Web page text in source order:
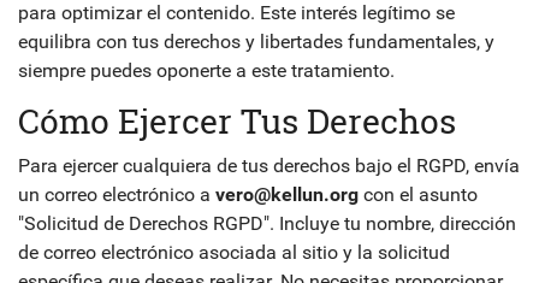
para optimizar el contenido. Este interés legítimo se
equilibra con tus derechos y libertades fundamentales, y
siempre puedes oponerte a este tratamiento.
Cómo Ejercer Tus Derechos
Para ejercer cualquiera de tus derechos bajo el RGPD, envía
un correo electrónico a vero@kellun.org con el asunto
"Solicitud de Derechos RGPD". Incluye tu nombre, dirección
de correo electrónico asociada al sitio y la solicitud